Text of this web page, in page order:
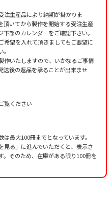
注生産品により納期が掛かりま
頂いてから製作を開始する受注生産
部のカレンダーをご確認下さい。
希望を入れて頂きましてもご要望に
いたしますので、いかなるご事情
送後の返品を承ることが出来ませ
覧ください
最大100冊までとなっています。
見る」に進んでいただくと、表示さ
そのため、在庫がある限り100冊を